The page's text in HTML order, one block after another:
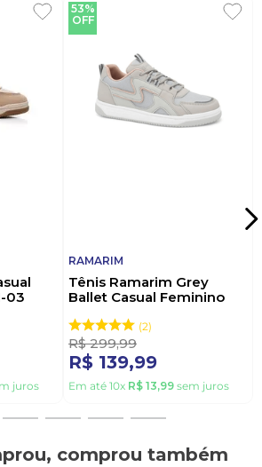
03
juros
53%
OFF
RAMARIM
Tênis Ramarim Grey
Ballet Casual Feminino
2
R$ 299,99
R$ 139,99
Em até 10x R$ 13,99 sem juros
comprou também